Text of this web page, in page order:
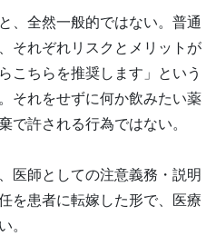
、全然一般的ではない。普通
それぞれリスクとメリットが
こちらを推奨します」という
それをせずに何か飲みたい薬
で許される行為ではない。
医師としての注意義務・説明
を患者に転嫁した形で、医療
。